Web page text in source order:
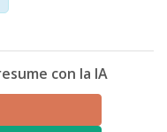
con la IA